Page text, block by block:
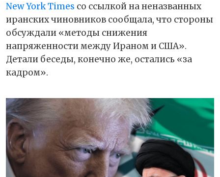
New York Times со ссылкой на неназванных
иранских чиновников сообщала, что стороны
обсуждали «методы снижения
напряженности между Ираном и США».
Детали беседы, конечно же, остались «за
кадром».